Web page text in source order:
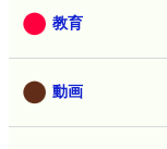
教育
動画